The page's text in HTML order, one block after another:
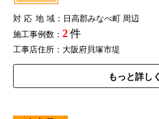
対応地域：日高郡みなべ町 周辺
施工事例数： 2件
工事店住所：大阪府貝塚市堤
もっと詳し